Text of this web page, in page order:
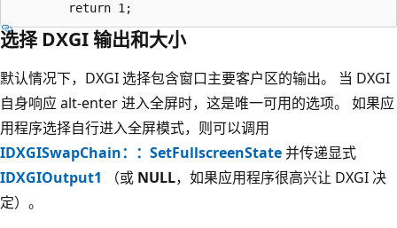
选择 DXGI 输出和大小
默认情况下，DXGI 选择包含窗口主要客户区的输出。 当 DXGI
自身响应 alt-enter 进入全屏时，这是唯一可用的选项。 如果应
用程序选择自行进入全屏模式，则可以调用
IDXGISwapChain：：SetFullscreenState并传递显式
IDXGIOutput1 （或 NULL，如果应用程序很高兴让 DXGI 决
定）。